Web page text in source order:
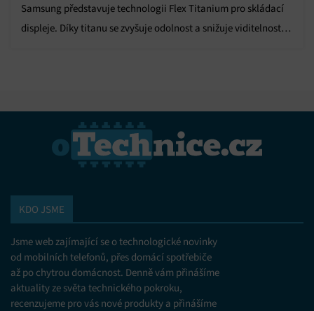
Samsung představuje technologii Flex Titanium pro skládací
displeje. Díky titanu se zvyšuje odolnost a snižuje viditelnost
KDO JSME
Jsme web zajímající se o technologické novinky
od mobilních telefonů, přes domácí spotřebiče
až po chytrou domácnost. Denně vám přinášíme
aktuality ze světa technického pokroku,
recenzujeme pro vás nové produkty a přinášíme